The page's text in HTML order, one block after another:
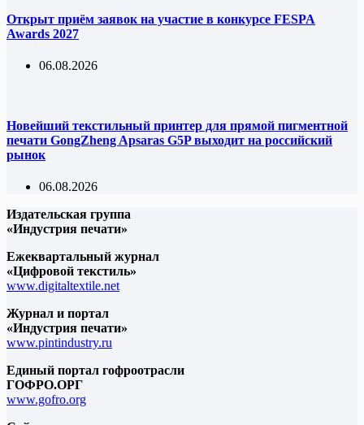
Открыт приём заявок на участие в конкурсе FESPA
Awards 2027
06.08.2026
Новейший текстильный принтер для прямой пигментной
печати GongZheng Apsaras G5P выходит на российский
рынок
06.08.2026
Издательская группа
«Индустрия печати»
Ежеквартальный журнал
«Цифровой текстиль»
www.digitaltextile.net
Журнал и портал
«Индустрия печати»
www.pintindustry.ru
Единый портал гофроотрасли
ГОФРО.ОРГ
www.gofro.org